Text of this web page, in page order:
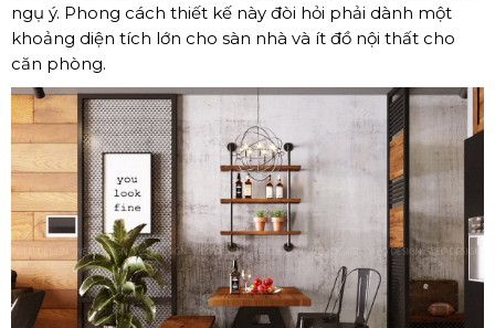
ngụ ý. Phong cách thiết kế này đòi hỏi phải dành một
khoảng diện tích lớn cho sàn nhà và ít đồ nội thất cho
căn phòng.